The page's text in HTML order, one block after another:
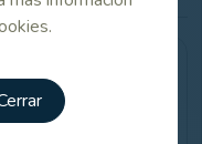
Cerrar
NOTICIA
05/03/2025